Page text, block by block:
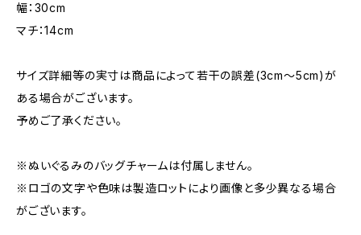
幅：30cm
マチ：14cm
サイズ詳細等の実寸は商品によって若干の誤差(3cm〜5cm)が
ある場合がございます。
予めご了承ください。
※ぬいぐるみのバッグチャームは付属しません。
※ロゴの文字や色味は製造ロットにより画像と多少異なる場合
がございます。